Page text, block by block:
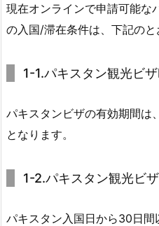
現在オンラインで申請可能な
の入国/滞在条件は、下記のと
1-1.パキスタン観光ビ
パキスタンビザの有効期間は
となります。
1-2.パキスタン観光ビ
パキスタン入国日から30日間